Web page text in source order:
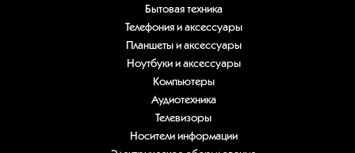
Бытовая техника
Телефония и аксессуары
Планшеты и аксессуары
Ноутбуки и аксессуары
Компьютеры
Аудиотехника
Телевизоры
Носители информации